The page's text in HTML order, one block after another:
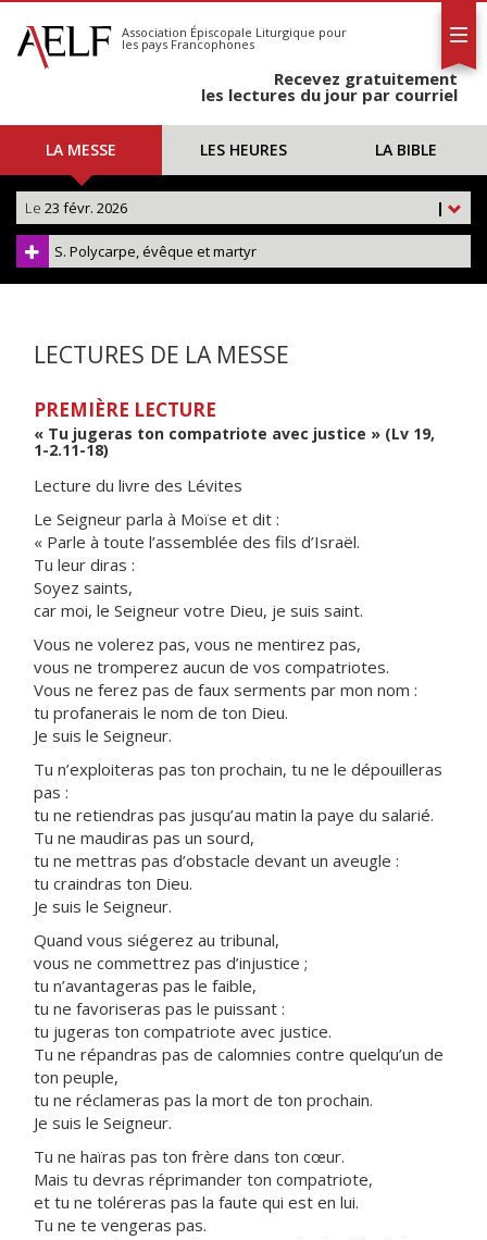
S'abonner
Calendrier
Association Épiscopale Liturgique pour
les pays Francophones
Recevez gratuitement
les lectures du jour par courriel
LA MESSE LES HEURES LA BIBLE
|
Le 23 févr. 2026
S. Polycarpe, évêque et martyr
LECTURES DE LA MESSE
PREMIÈRE LECTURE
« Tu jugeras ton compatriote avec justice » (Lv 19,
1-2.11-18)
Lecture du livre des Lévites
Le Seigneur parla à Moïse et dit :
« Parle à toute l’assemblée des fils d’Israël.
Tu leur diras :
Soyez saints,
car moi, le Seigneur votre Dieu, je suis saint.
Vous ne volerez pas, vous ne mentirez pas,
vous ne tromperez aucun de vos compatriotes.
Vous ne ferez pas de faux serments par mon nom :
tu profanerais le nom de ton Dieu.
Je suis le Seigneur.
Tu n’exploiteras pas ton prochain, tu ne le dépouilleras
pas :
tu ne retiendras pas jusqu’au matin la paye du salarié.
Tu ne maudiras pas un sourd,
tu ne mettras pas d’obstacle devant un aveugle :
tu craindras ton Dieu.
Je suis le Seigneur.
Quand vous siégerez au tribunal,
vous ne commettrez pas d’injustice ;
tu n’avantageras pas le faible,
tu ne favoriseras pas le puissant :
tu jugeras ton compatriote avec justice.
Tu ne répandras pas de calomnies contre quelqu’un de
ton peuple,
tu ne réclameras pas la mort de ton prochain.
Je suis le Seigneur.
Tu ne haïras pas ton frère dans ton cœur.
Mais tu devras réprimander ton compatriote,
et tu ne toléreras pas la faute qui est en lui.
Tu ne te vengeras pas.